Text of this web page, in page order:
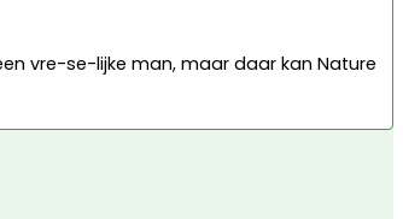
vre-se-lijke man, maar daar kan Nature